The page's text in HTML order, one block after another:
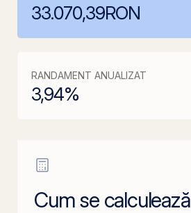
33.070,39RON
RANDAMENT ANUALIZAT
3,94%
Cum se calculează